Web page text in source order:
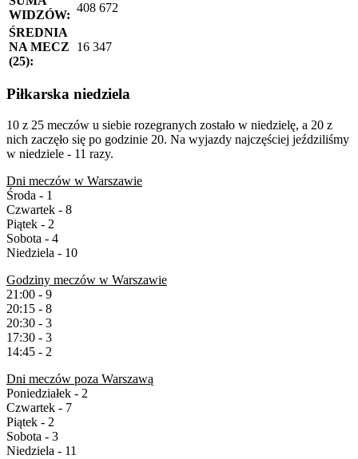
WIDZÓW:
408 672
ŚREDNIA
NA MECZ
(25):
16 347
Piłkarska niedziela
10 z 25 meczów u siebie rozegranych zostało w niedzielę, a 20 z
nich zaczęło się po godzinie 20. Na wyjazdy najczęściej jeździliśmy
w niedziele - 11 razy.
Dni meczów w Warszawie
Środa - 1
Czwartek - 8
Piątek - 2
Sobota - 4
Niedziela - 10
Godziny meczów w Warszawie
21:00 - 9
20:15 - 8
20:30 - 3
17:30 - 3
14:45 - 2
Dni meczów poza Warszawą
Poniedziałek - 2
Czwartek - 7
Piątek - 2
Sobota - 3
Niedziela - 11